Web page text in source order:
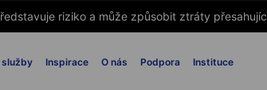
riziko a může způsobit ztráty
služby Inspirace O nás Podpora Instituce